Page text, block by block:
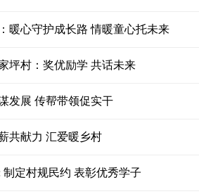
暖心守护成长路 情暖童心托未来
坪村：奖优励学 共话未来
发展 传帮带领促实干
共献力 汇爱暖乡村
定村规民约 表彰优秀学子